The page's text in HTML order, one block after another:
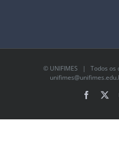
© UNIFIMES | Todos os